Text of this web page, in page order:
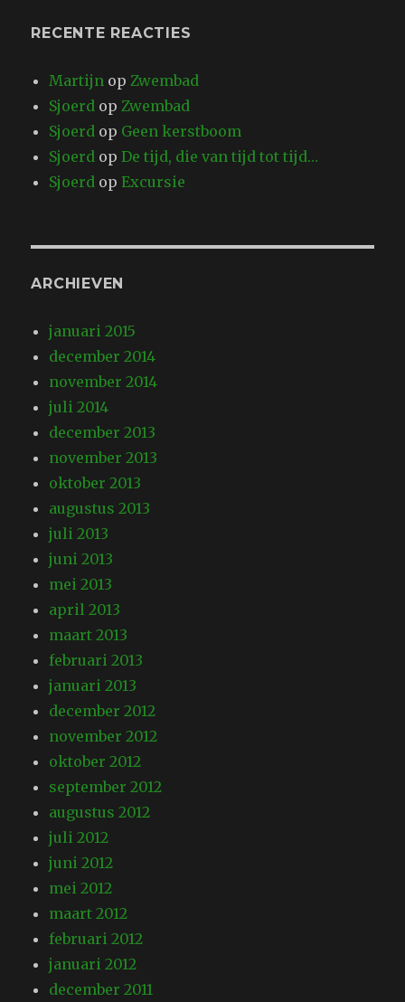
RECENTE REACTIES
Martijn opZwembad
Sjoerd opZwembad
Sjoerd op Geen kerstboom
Sjoerd opDe tijd, die van tijd tot tijd…
Sjoerd opExcursie
ARCHIEVEN
januari 2015
december 2014
november 2014
juli 2014
december 2013
november 2013
oktober 2013
augustus 2013
juli 2013
juni 2013
mei 2013
april 2013
maart 2013
februari 2013
januari 2013
december 2012
november 2012
oktober 2012
september 2012
augustus 2012
juli 2012
juni 2012
mei 2012
maart 2012
februari 2012
januari 2012
december 2011